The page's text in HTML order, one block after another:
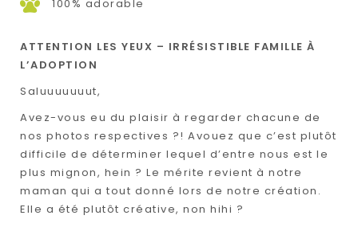
100% adorable
ATTENTION LES YEUX – IRRÉSISTIBLE FAMILLE À
L’ADOPTION
Saluuuuuuut,
Avez-vous eu du plaisir à regarder chacune de
nos photos respectives ?! Avouez que c’est plutôt
difficile de déterminer lequel d’entre nous est le
plus mignon, hein ? Le mérite revient à notre
maman qui a tout donné lors de notre création.
Elle a été plutôt créative, non hihi ?